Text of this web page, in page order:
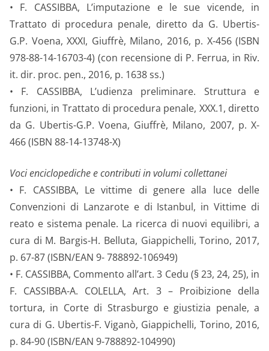
• F. CASSIBBA, L’imputazione e le sue vicende, in
Trattato di procedura penale, diretto da G. Ubertis-
G.P. Voena, XXXI, Giuffrè, Milano, 2016, p. X-456 (ISBN
978-88-14-16703-4) (con recensione di P. Ferrua, in Riv.
it. dir. proc. pen., 2016, p. 1638 ss.)
• F. CASSIBBA, L’udienza preliminare. Struttura e
funzioni, in Trattato di procedura penale, XXX.1, diretto
da G. Ubertis-G.P. Voena, Giuffrè, Milano, 2007, p. X-
466 (ISBN 88-14-13748-X)
Voci enciclopediche e contributi in volumi collettanei
• F. CASSIBBA, Le vittime di genere alla luce delle
Convenzioni di Lanzarote e di Istanbul, in Vittime di
reato e sistema penale. La ricerca di nuovi equilibri, a
cura di M. Bargis-H. Belluta, Giappichelli, Torino, 2017,
p. 67-87 (ISBN/EAN 9- 788892-106949)
• F. CASSIBBA, Commento all’art. 3 Cedu (§ 23, 24, 25), in
F. CASSIBBA-A. COLELLA, Art. 3 – Proibizione della
tortura, in Corte di Strasburgo e giustizia penale, a
cura di G. Ubertis-F. Viganò, Giappichelli, Torino, 2016,
p. 84-90 (ISBN/EAN 9-788892-104990)